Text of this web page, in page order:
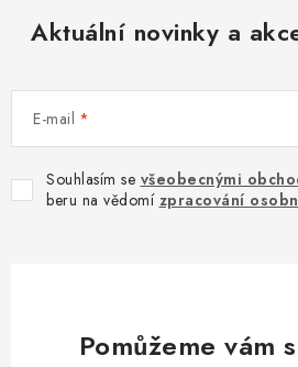
Aktuální novinky a
E-mail
Souhlasím se všeobecnými
beru na vědomí zpracování
Pomůžeme vám